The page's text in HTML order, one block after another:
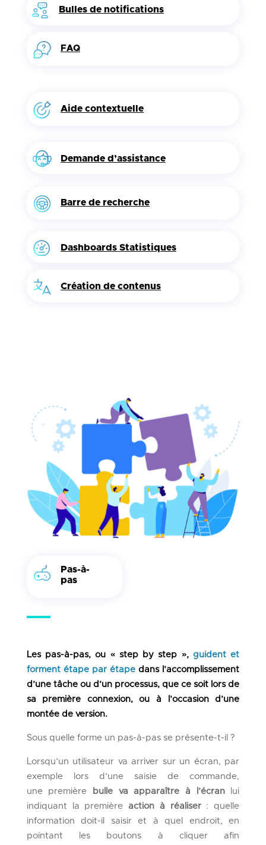
Bulles de notifications
FAQ
Aide contextuelle
Demande d’assistance
Barre de recherche
Dashboards Statistiques
Création de contenus
Pas-à-
pas
Les pas-à-pas, ou « step by step », guident et
forment étapepar étape dans l’accomplissement
d’une tâche ou d’un processus, que ce soit lors de
sa première connexion, ou à l’occasion d’une
montée de version.
Sous quelle forme un pas-à-pas se présente-t-il ?
Lorsqu’un utilisateur va arriver sur un écran, par
exemple lors d’une saisie de commande,
une première
bulle va apparaître à l’écranlui
indiquant la premièreaction à réaliser: quelle
information doit-il saisir et à quel endroit, en
pointant les boutons à cliquer afin